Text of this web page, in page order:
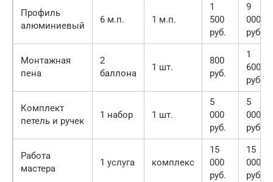
Профиль
алюминиевый
6 м.п. 1 м.п.
1
500
руб.
9
000
руб.
Монтажная
пена
2
баллона
1 шт.
800
руб.
1
600
руб.
Комплект
петель и ручек
1 набор 1 шт.
5
000
руб.
5
000
руб.
Работа
мастера
1 услуга комплекс
15
000
руб.
15
000
руб.